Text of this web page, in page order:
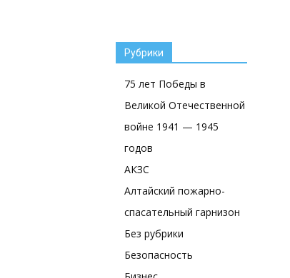
Рубрики
75 лет Победы в
Великой Отечественной
войне 1941 — 1945
годов
АКЗС
Алтайский пожарно-
спасательный гарнизон
Без рубрики
Безопасность